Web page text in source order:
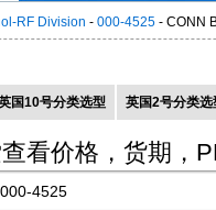
RF Division - 000-4525 - CONN
国10号分类选型 英国2号分类选
看价格，货期，